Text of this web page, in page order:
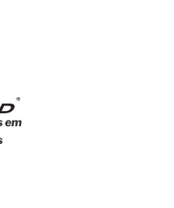
em